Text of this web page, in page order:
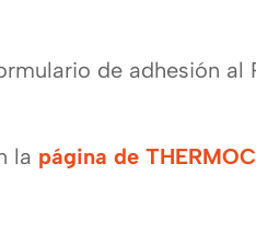
de adhesión al
la página de